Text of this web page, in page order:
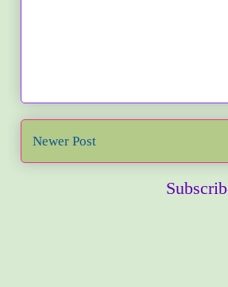
Newer Post